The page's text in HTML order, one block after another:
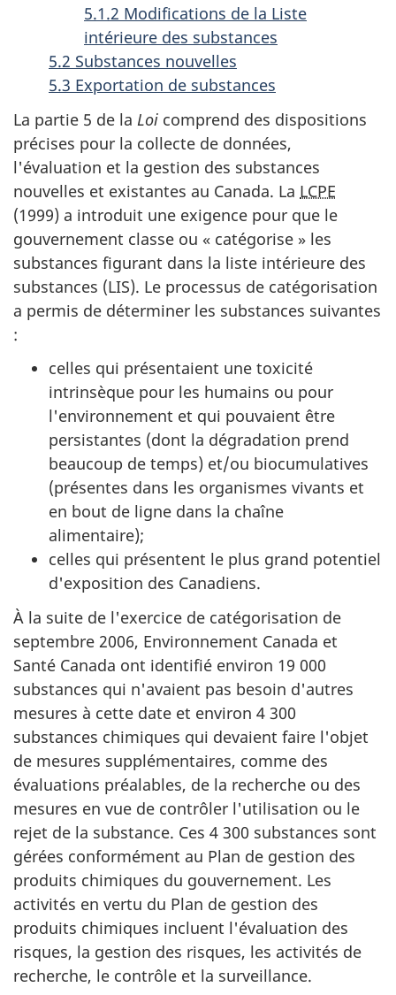
a
n
s
u
n
d
o
c
u
m
à
mars
2010
5.1.2 Modifications de la Liste
intérieure des substances
5.2 Substances nouvelles
5.3 Exportation de substances
La partie 5 de la Loi comprend des dispositions
précises pour la collecte de données,
l'évaluation et la gestion des substances
nouvelles et existantes au Canada. La LCPE
(1999) a introduit une exigence pour que le
gouvernement classe ou « catégorise » les
substances figurant dans la liste intérieure des
substances (LIS). Le processus de catégorisation
a permis de déterminer les substances suivantes
:
celles qui présentaient une toxicité
intrinsèque pour les humains ou pour
l'environnement et qui pouvaient être
persistantes (dont la dégradation prend
beaucoup de temps) et/ou biocumulatives
(présentes dans les organismes vivants et
en bout de ligne dans la chaîne
alimentaire);
celles qui présentent le plus grand potentiel
d'exposition des Canadiens.
À la suite de l'exercice de catégorisation de
septembre 2006, Environnement Canada et
Santé Canada ont identifié environ 19 000
substances qui n'avaient pas besoin d'autres
mesures à cette date et environ 4 300
substances chimiques qui devaient faire l'objet
de mesures supplémentaires, comme des
évaluations préalables, de la recherche ou des
mesures en vue de contrôler l'utilisation ou le
rejet de la substance. Ces 4 300 substances sont
gérées conformément au Plan de gestion des
produits chimiques du gouvernement. Les
activités en vertu du Plan de gestion des
produits chimiques incluent l'évaluation des
risques, la gestion des risques, les activités de
recherche, le contrôle et la surveillance.